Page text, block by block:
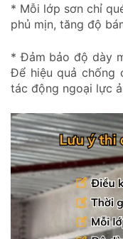
* Mỗi lớp sơn chỉ
phủ mịn, tăng độ
* Đảm bảo độ dày
Để hiệu quả chống
tác động ngoại lực